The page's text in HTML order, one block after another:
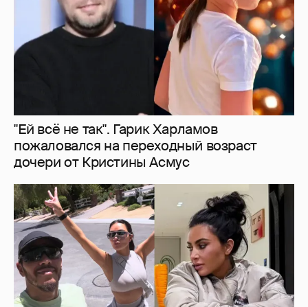
Льюис Хэмилтон отдыхает со своей
возлюбленной Ким Кардашьян
1